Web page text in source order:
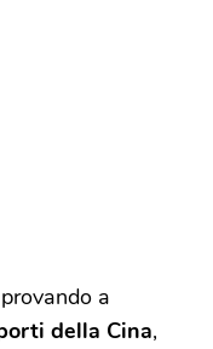
a
della Cina,